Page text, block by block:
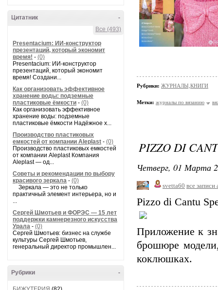
-
Цитатник
Все (493)
Presentacium: ИИ‑конструктор
презентаций, который экономит
время! - (0)
Presentacium: ИИ‑конструктор
презентаций, который экономит
время! Создани...
Как организовать эффективное
хранение воды: подземные
пластиковые ёмкости - (0)
Как организовать эффективное
хранение воды: подземные
пластиковые ёмкости Надёжное х...
Производство пластиковых
емкостей от компании Aleplast - (0)
Производство пластиковых емкостей
от компании Aleplast Компания
Aleplast — од...
Советы и рекомендации по выбору
красивого зеркала - (0)
Зеркала — это не только
практичный элемент интерьера, но и
...
Сергей Шмотьев и ФОРЭС — 15 лет
поддержки камнерезного искусства
Урала - (0)
Сергей Шмотьев: бизнес на службе
культуры Сергей Шмотьев,
генеральный директор промышлен...
-
Рубрики
Рубрики: ЖУРНАЛЫ,КНИГИ
Метки: журналы по вязанию
PIZZO DI
Четверг, 01 Марта
svetta60 все записи
Pizzo di Cantu
Приложение к
брошюре
коклюшках.